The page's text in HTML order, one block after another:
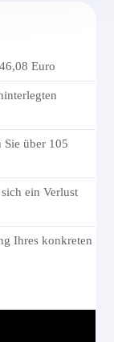
Euro
über 105
ein Verlust
Ihres konkreten